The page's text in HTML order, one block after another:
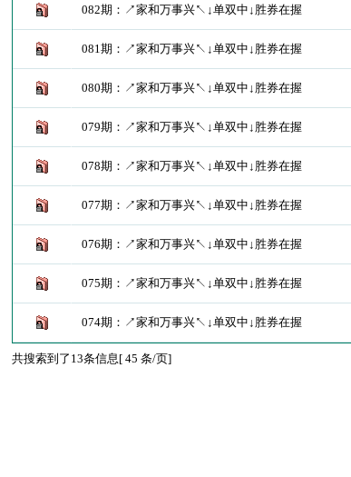
082期：↗家和万事兴↖↓单双中↓胜券在握
081期：↗家和万事兴↖↓单双中↓胜券在握
080期：↗家和万事兴↖↓单双中↓胜券在握
079期：↗家和万事兴↖↓单双中↓胜券在握
078期：↗家和万事兴↖↓单双中↓胜券在握
077期：↗家和万事兴↖↓单双中↓胜券在握
076期：↗家和万事兴↖↓单双中↓胜券在握
075期：↗家和万事兴↖↓单双中↓胜券在握
074期：↗家和万事兴↖↓单双中↓胜券在握
共搜索到了13条信息[ 45 条/页]